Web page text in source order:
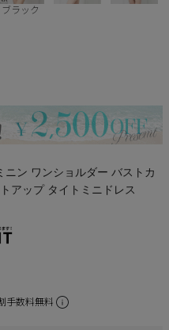
ブラック
ニン ワンショルダー バストカ
アップ タイトミニドレス
手数料無料